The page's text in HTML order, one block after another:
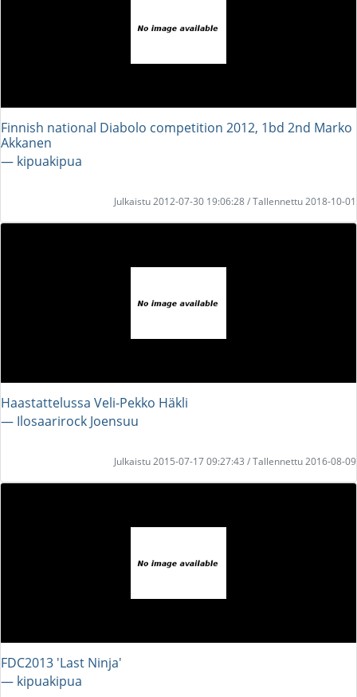
Finnish national Diabolo competition 2012, 1bd 2nd Marko
Akkanen
― kipuakipua
Julkaistu 2012-07-30 19:06:28 / Tallennettu 2018-10-01
Haastattelussa Veli-Pekko Häkli
― Ilosaarirock Joensuu
Julkaistu 2015-07-17 09:27:43 / Tallennettu 2016-08-09
FDC2013 'Last Ninja'
― kipuakipua